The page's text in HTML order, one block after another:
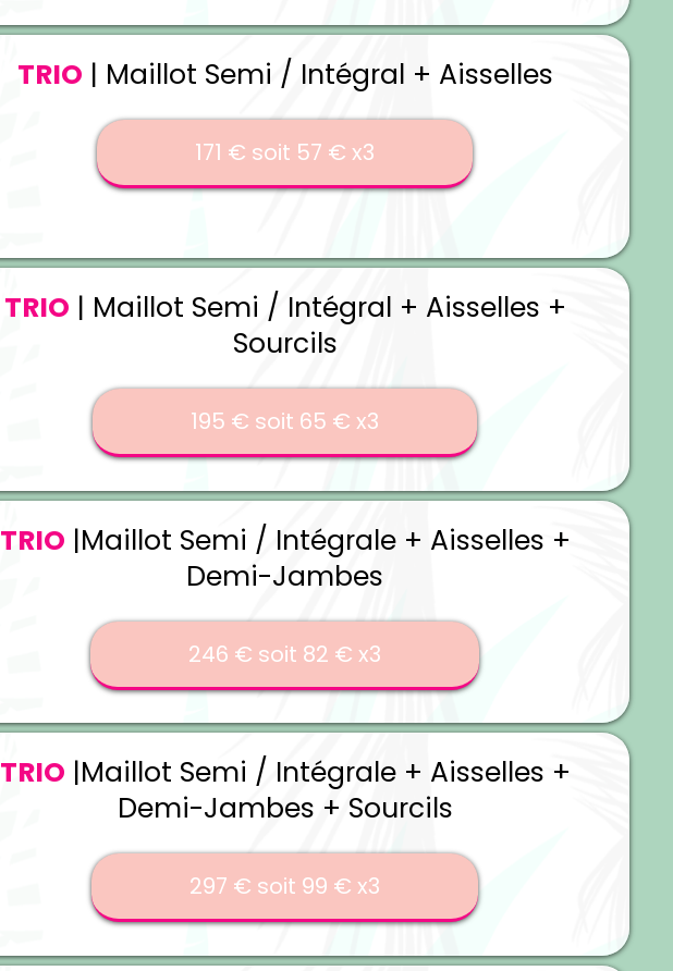
TRIO | Maillot Semi / Intégral + Aisselles
171 € soit 57 € x3
TRIO | Maillot Semi / Intégral + Aisselles +
Sourcils
195 € soit 65 € x3
TRIO |Maillot Semi / Intégrale + Aisselles +
Demi-Jambes
246 € soit 82 € x3
TRIO |Maillot Semi / Intégrale + Aisselles +
Demi-Jambes + Sourcils
297 € soit 99 € x3